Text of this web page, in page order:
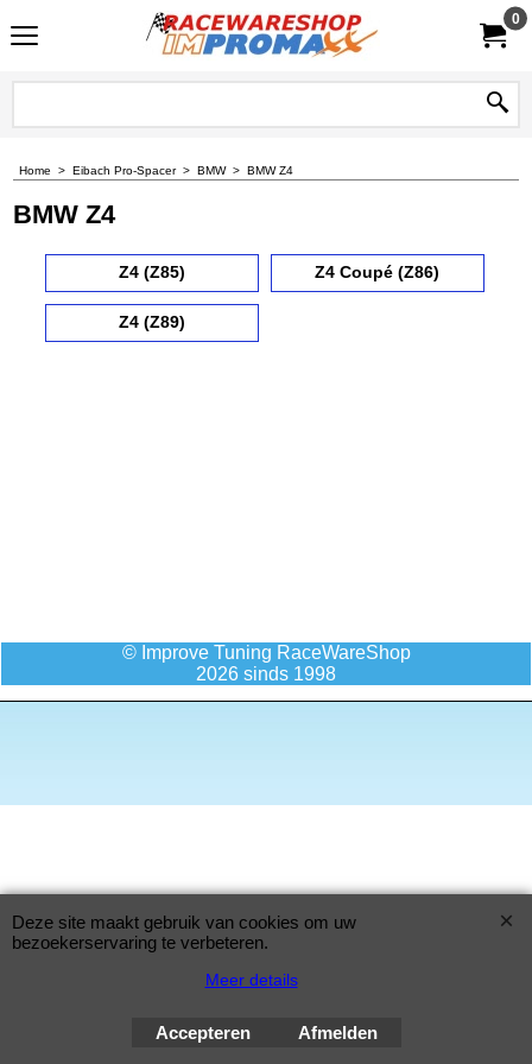
0
Home > Eibach Pro-Spacer> BMW> BMW Z4
BMW Z4
Z4 (Z85) Z4 Coupé (Z86)
Z4 (Z89)
© Improve Tuning RaceWareShop
2026 sinds 1998
Deze site maakt gebruik van cookies om uw
bezoekerservaring te verbeteren.
Meer details
Accepteren Afmelden